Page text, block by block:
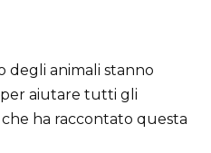
degli animali stanno
aiutare tutti gli
ha raccontato questa